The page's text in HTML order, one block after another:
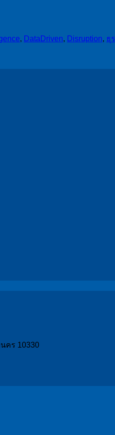
, DataDriven, Disruption, ธุ
คร 10330